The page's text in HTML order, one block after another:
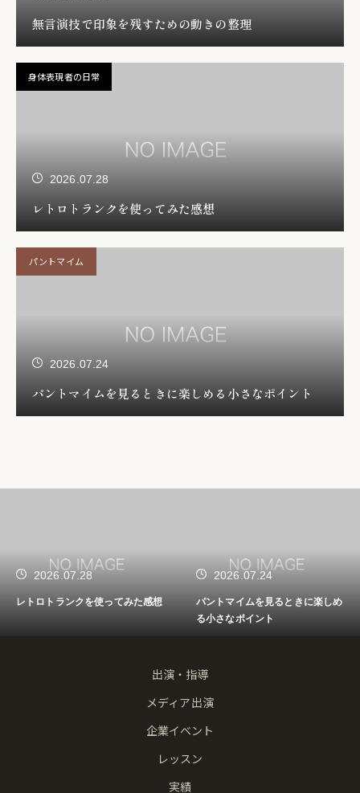
無言演技で印象を残すための動きの整理
身体表現者の日常
2026.07.28
レトロトランクを使ってみた感想
パントマイム
2026.07.24
パントマイムを見るときに楽しめる小さなポイント
2026.07.28
レトロトランクを使ってみた感想
2026.07.24
パントマイムを見るときに楽しめ
る小さなポイント
出演・指導
メディア出演
企業イベント
レッスン
実績